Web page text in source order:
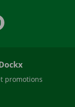
promotions